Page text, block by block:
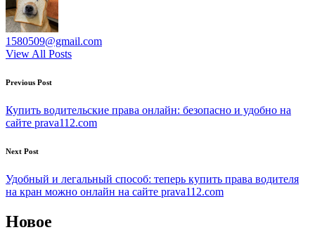
1580509@gmail.com
View All Posts
Post
navigation
Previous Post
Купить водительские права онлайн: безопасно и удобно на
сайте prava112.com
Next Post
Удобный и легальный способ: теперь купить права водителя
на кран можно онлайн на сайте prava112.com
Новое